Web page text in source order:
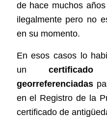
de hace muchos
ilegalmente pero no
en su momento.
En esos casos lo
un certificado
georreferenciadas
en el Registro de la
certificado de